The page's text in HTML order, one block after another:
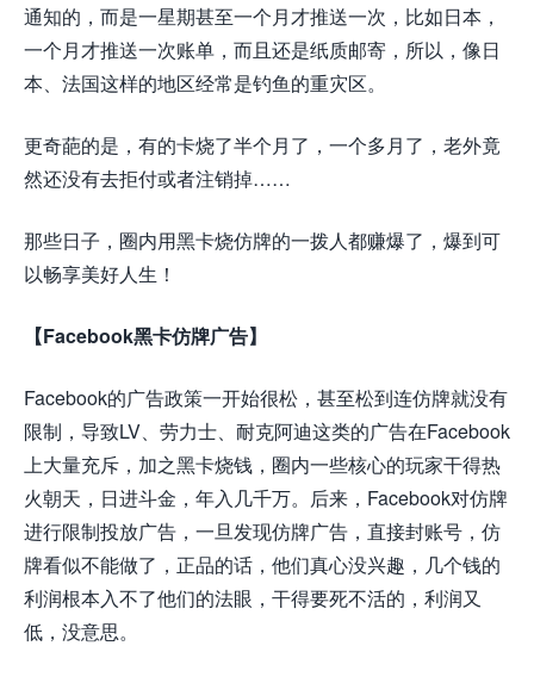
通知的，而是一星期甚至一个月才推送一次，比如日本，
一个月才推送一次账单，而且还是纸质邮寄，所以，像日
本、法国这样的地区经常是钓鱼的重灾区。
更奇葩的是，有的卡烧了半个月了，一个多月了，老外竟
然还没有去拒付或者注销掉……
那些日子，圈内用黑卡烧仿牌的一拨人都赚爆了，爆到可
以畅享美好人生！
【Facebook黑卡仿牌广告】
Facebook的广告政策一开始很松，甚至松到连仿牌就没有
限制，导致LV、劳力士、耐克阿迪这类的广告在Facebook
上大量充斥，加之黑卡烧钱，圈内一些核心的玩家干得热
火朝天，日进斗金，年入几千万。后来，Facebook对仿牌
进行限制投放广告，一旦发现仿牌广告，直接封账号，仿
牌看似不能做了，正品的话，他们真心没兴趣，几个钱的
利润根本入不了他们的法眼，干得要死不活的，利润又
低，没意思。